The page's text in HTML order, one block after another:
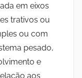
em eixos
trativos ou
ou com
pesado,
e
aos